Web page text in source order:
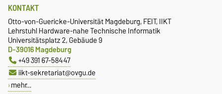
KONTAKT
Otto-von-Guericke-Universität Magdeburg, FEIT, IIKT
Lehrstuhl Hardware-nahe Technische Informatik
Universitätsplatz 2, Gebäude 9
D-39016 Magdeburg
+49 391 67-58447
iikt-sekretariat@ovgu.de
mehr…